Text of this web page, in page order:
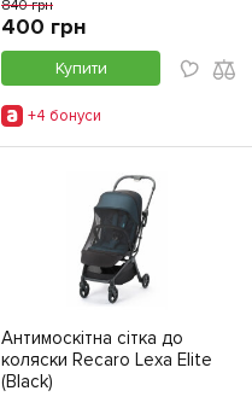
840 грн
400 грн
Купити
+4 бонуси
Антимоскітна сітка до
коляски Recaro Lexa Elite
(Black)